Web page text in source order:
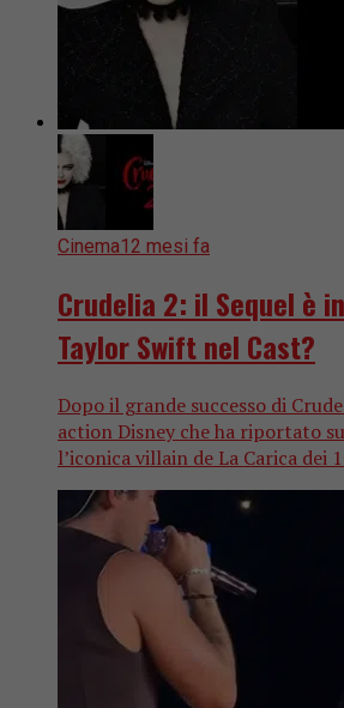
Cinema12 mesi fa
Crudelia 2: il Sequel è
Taylor Swift nel Cast?
Dopo il grande successo di
action Disney che ha riportato
l’iconica villain de La Carica dei